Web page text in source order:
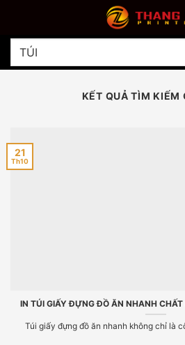
nội
dung
Tìm
KẾT QUẢ TÌM KIẾM
IN TÚI GIẤY ĐỰNG ĐỒ ĂN NHANH
Túi giấy đựng đồ ăn nhanh không chỉ là
21
Th10